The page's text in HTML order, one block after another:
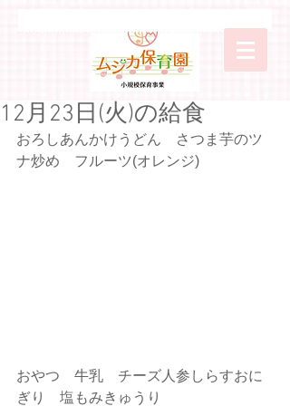
12月23日(火)の給食
おろしあんかけうどん　さつま芋のツ
ナ炒め　フルーツ(オレンジ)
おやつ　牛乳　チーズ人参しらすおに
ぎり　塩もみきゅうり